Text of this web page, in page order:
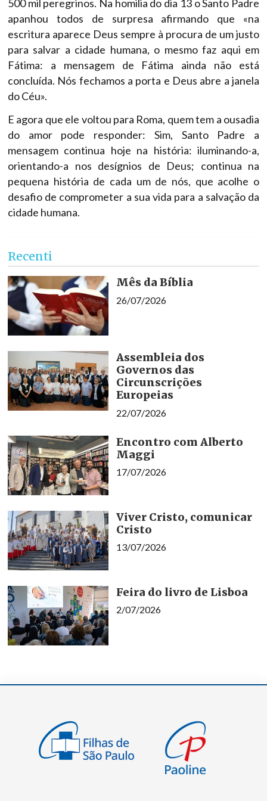
500 mil peregrinos. Na homilia do dia 13 o Santo Padre
apanhou todos de surpresa afirmando que «na
escritura aparece Deus sempre à procura de um justo
para salvar a cidade humana, o mesmo faz aqui em
Fátima: a mensagem de Fátima ainda não está
concluída. Nós fechamos a porta e Deus abre a janela
do Céu».
E agora que ele voltou para Roma, quem tem a ousadia
do amor pode responder: Sim, Santo Padre a
mensagem continua hoje na história: iluminando-a,
orientando-a nos desígnios de Deus; continua na
pequena história de cada um de nós, que acolhe o
desafio de comprometer a sua vida para a salvação da
cidade humana.
Recenti
Mês da Bíblia
26/07/2026
Assembleia dos
Governos das
Circunscrições
Europeias
22/07/2026
Encontro com Alberto
Maggi
17/07/2026
Viver Cristo, comunicar
Cristo
13/07/2026
Feira do livro de Lisboa
2/07/2026